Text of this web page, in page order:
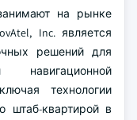
на рынке
Inc. является
решений для
навигационной
технологии
квартирой в